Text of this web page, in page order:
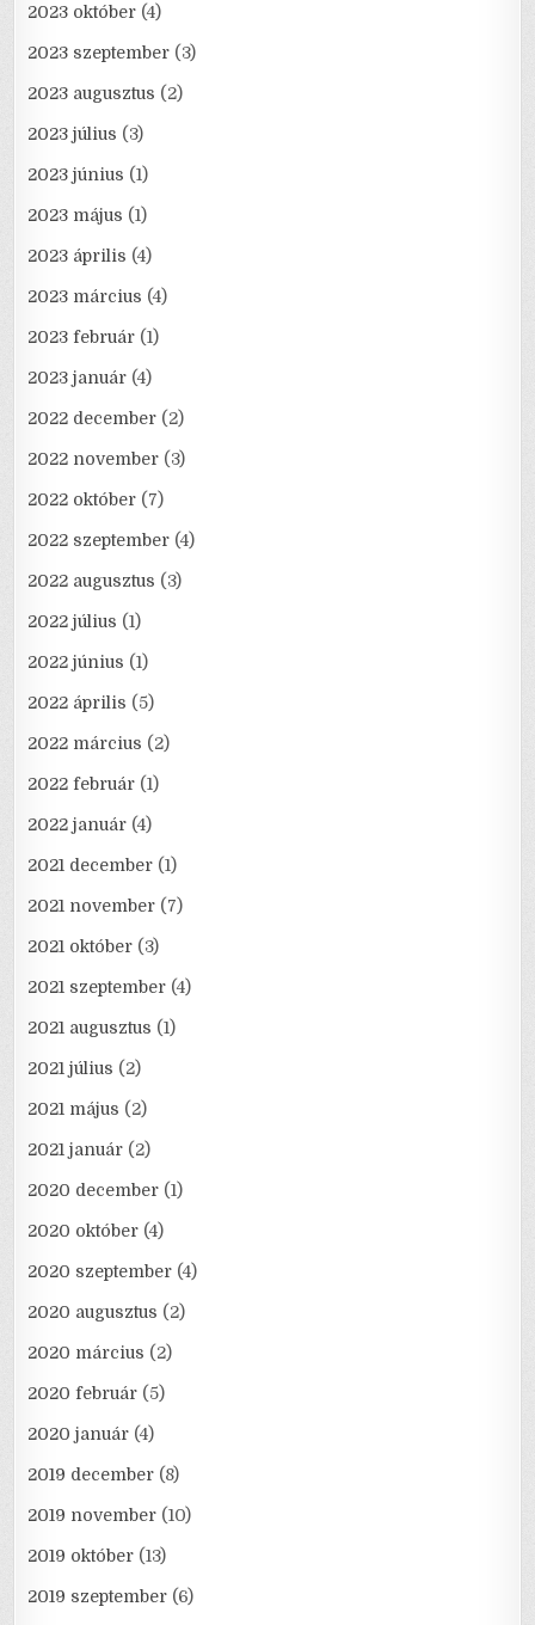
2023 október (4)
2023 szeptember (3)
2023 augusztus (2)
2023 július (3)
2023 június (1)
2023 május (1)
2023 április (4)
2023 március (4)
2023 február (1)
2023 január (4)
2022 december (2)
2022 november (3)
2022 október (7)
2022 szeptember (4)
2022 augusztus (3)
2022 július (1)
2022 június (1)
2022 április (5)
2022 március (2)
2022 február (1)
2022 január (4)
2021 december (1)
2021 november (7)
2021 október (3)
2021 szeptember (4)
2021 augusztus (1)
2021 július (2)
2021 május (2)
2021 január (2)
2020 december (1)
2020 október (4)
2020 szeptember (4)
2020 augusztus (2)
2020 március (2)
2020 február (5)
2020 január (4)
2019 december (8)
2019 november (10)
2019 október (13)
2019 szeptember (6)